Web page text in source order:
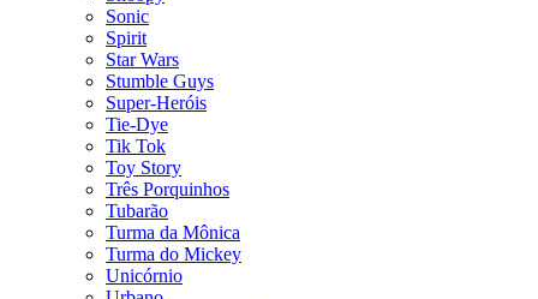
Sonic
Spirit
Star Wars
Stumble Guys
Super-Heróis
Tie-Dye
Tik Tok
Toy Story
Três Porquinhos
Tubarão
Turma da Mônica
Turma do Mickey
Unicórnio